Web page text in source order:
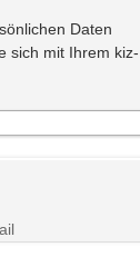
Daten
sich mit Ihrem kiz-